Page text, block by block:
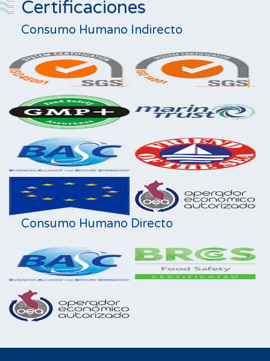
Certificaciones
Consumo Humano Indirecto
Consumo Humano Directo